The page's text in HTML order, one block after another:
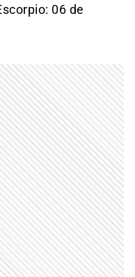
06 de